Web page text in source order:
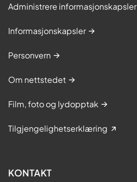
Administrere informasjonskapsler
Informasjonskapsler
Personvern
Om nettstedet
Film, foto og lydopptak
Tilgjengelighetserklæring
KONTAKT